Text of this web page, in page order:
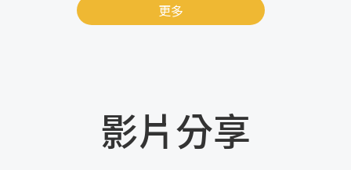
更多
影片分享